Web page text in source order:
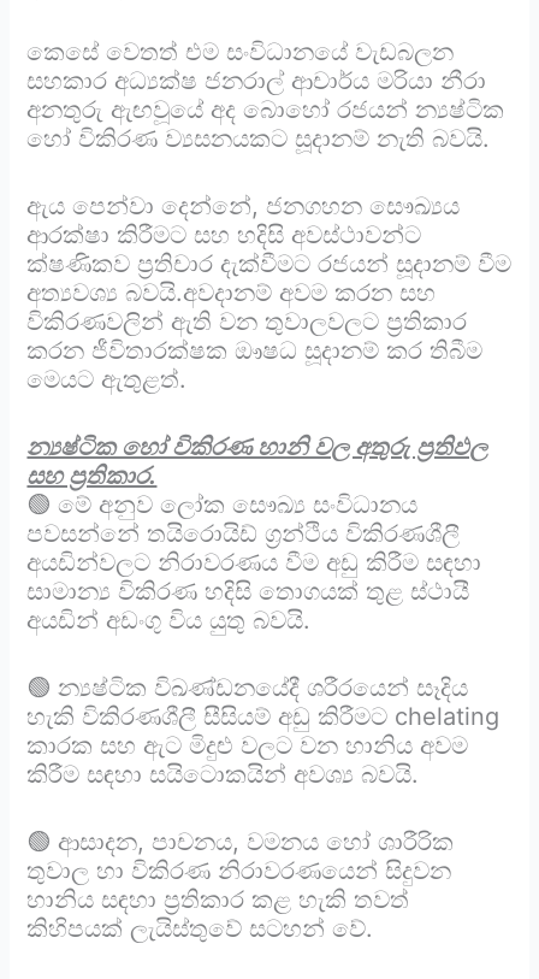
කෙසේ වෙතත් එම සංවිධානයේ වැඩබලන
සහකාර අධ්‍යක්ෂ ජනරාල් ආචාර්ය මරියා නීරා
අනතුරු ඇඟවූයේ අද බොහෝ රජයන් න්‍යෂ්ටික
හෝ විකිරණ ව්‍යසනයකට සූදානම් නැති බවයි.
ඇය පෙන්වා දෙන්නේ, ජනගහන සෞඛ්‍යය
ආරක්ෂා කිරීමට සහ හදිසි අවස්ථාවන්ට
ක්ෂණිකව ප්‍රතිචාර දැක්වීමට රජයන් සූදානම් වීම
අත්‍යවශ්‍ය බවයි.අවදානම් අවම කරන සහ
විකිරණවලින් ඇති වන තුවාලවලට ප්‍රතිකාර
කරන ජීවිතාරක්ෂක ඖෂධ සූදානම් කර තිබීම
මෙයට ඇතුළත්.
න්‍යෂ්ටික හෝ විකිරණ හානි වල අතුරු ප්‍රතිඵල
සහ ප්‍රතිකාර.
🟢 මේ අනුව ලෝක සෞඛ්‍ය සංවිධානය
පවසන්නේ තයිරොයිඩ් ග්‍රන්ථිය විකිරණශීලී
අයඩින්වලට නිරාවරණය වීම අඩු කිරීම සඳහා
සාමාන්‍ය විකිරණ හදිසි තොගයක් තුළ ස්ථායී
අයඩින් අඩංගු විය යුතු බවයි.
🟢 න්‍යෂ්ටික විඛණ්ඩනයේදී ශරීරයෙන් සෑදිය
හැකි විකිරණශීලී සීසියම් අඩු කිරීමට chelating
කාරක සහ ඇට මිදුළු වලට වන හානිය අවම
කිරීම සඳහා සයිටොකයින් අවශ්‍ය බවයි.
🟢 ආසාදන, පාචනය, වමනය හෝ ශාරීරික
තුවාල හා විකිරණ නිරාවරණයෙන් සිදුවන
හානිය සඳහා ප්‍රතිකාර කළ හැකි තවත්
කිහිපයක් ලැයිස්තුවේ සටහන් වේ.